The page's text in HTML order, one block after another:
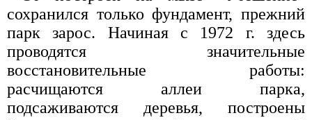
сохранился только фундамент, прежний
парк зарос. Начиная с 1972 г. здесь
проводятся значительные
восстановительные работы:
расчищаются аллеи парка,
подсаживаются деревья, построены